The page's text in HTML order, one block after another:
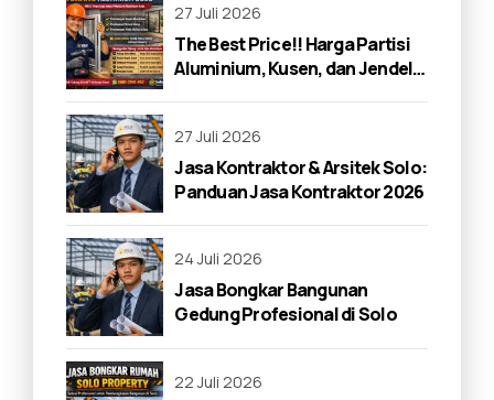
27 Juli 2026
The Best Price!! Harga Partisi
Aluminium, Kusen, dan Jendela
27 Juli 2026
Jasa Kontraktor & Arsitek Solo:
Panduan Jasa Kontraktor 2026
24 Juli 2026
Jasa Bongkar Bangunan
Gedung Profesional di Solo
22 Juli 2026